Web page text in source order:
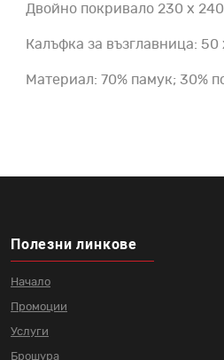
Двойно покривало 230 х
Калъфка за възглавница: 50
Материал: 70% памук; 30%
Полезни линкове
Начало
Промоции
Услуги
Брошура